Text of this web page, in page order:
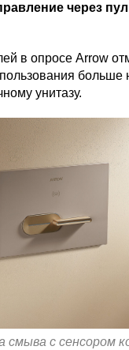
через
в опросе Arrow
больше
унитазу.
смыва с сенсором